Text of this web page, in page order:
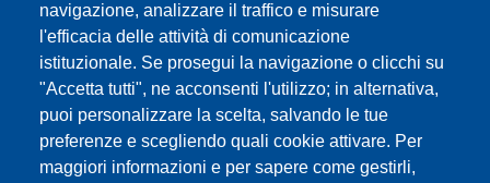
navigazione, analizzare il traffico e misurare
l'efficacia delle attività di comunicazione
istituzionale. Se prosegui la navigazione o clicchi su
"Accetta tutti", ne acconsenti l'utilizzo; in alternativa,
puoi personalizzare la scelta, salvando le tue
preferenze e scegliendo quali cookie attivare. Per
maggiori informazioni e per sapere come gestirli,
Sedi
Mappa del sito
Webmaster e redazione web
Elenco dei siti tematici
Accessibilità
Feed RSS